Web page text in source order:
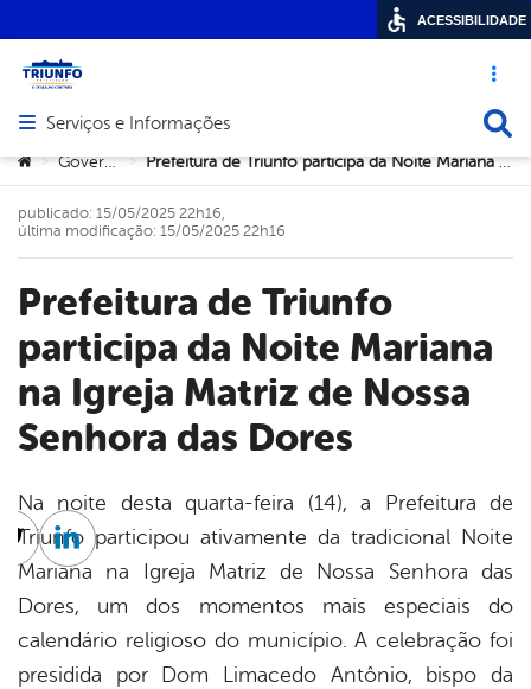
Acesso
Abrir menu principal de navegação
Serviços e Informações
Você está aqui:
> Governo > Prefeitura de Triunfo participa da Noite Mariana na Igreja Matriz de Nossa Senhora das Dores
Prefeitura de Triunfo
participa da Noite Mariana
na Igreja Matriz de Nossa
Senhora das Dores
publicado: 15/05/2025 22h16,
última modificação: 15/05/2025 22h16
Na noite desta quarta-feira (14), a Prefeitura de
Triunfo participou ativamente da tradicional Noite
Mariana na Igreja Matriz de Nossa Senhora das
Dores, um dos momentos mais especiais do
calendário religioso do município. A celebração foi
presidida por Dom Limacedo Antônio, bispo da
Twitter
Linkedin
ACESSIBILIDADE